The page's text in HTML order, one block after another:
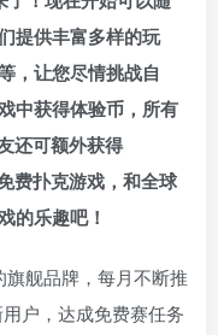
提供丰富多样的玩
，让您尽情挑战自
中获得体验币，所有
还可额外获得
费扑克游戏，和全球
的乐趣吧！
舰品牌，每月不断推
户，达成免费赛任务